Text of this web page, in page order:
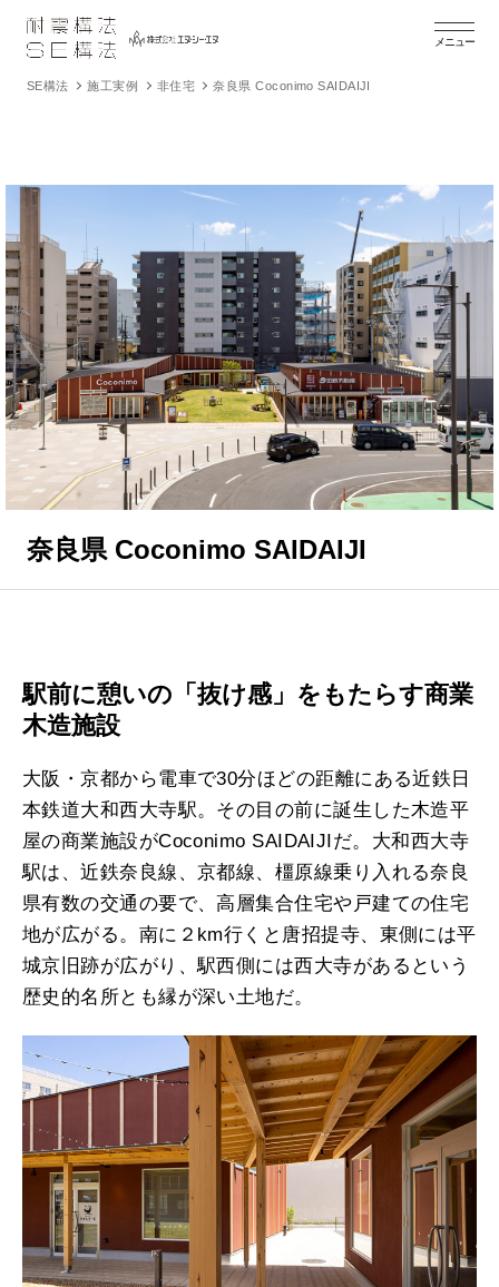
メニュー
SE構法 施工実例 非住宅 奈良県 Coconimo SAIDAIJI
奈良県 Coconimo SAIDAIJI
駅前に憩いの「抜け感」をもたらす商業
木造施設
大阪・京都から電車で30分ほどの距離にある近鉄日
本鉄道大和西大寺駅。その目の前に誕生した木造平
屋の商業施設がCoconimo SAIDAIJIだ。大和西大寺
駅は、近鉄奈良線、京都線、橿原線乗り入れる奈良
県有数の交通の要で、高層集合住宅や戸建ての住宅
地が広がる。南に２km行くと唐招提寺、東側には平
城京旧跡が広がり、駅西側には西大寺があるという
歴史的名所とも縁が深い土地だ。